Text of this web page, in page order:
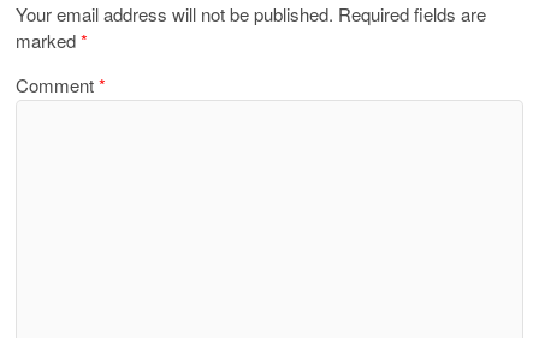
Your email address will not be published. Required fields are
marked*
Comment*